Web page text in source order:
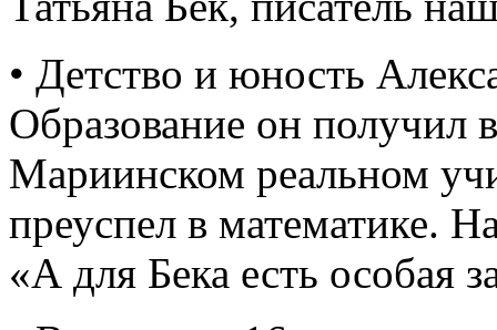
• Детство и юность
Образование он получил
Мариинском реальном
преуспел в математике.
«А для Бека есть особая